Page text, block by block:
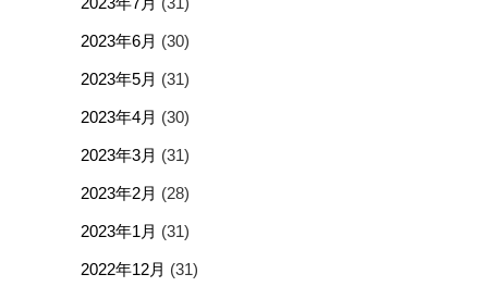
2023年6月 (30)
2023年5月 (31)
2023年4月 (30)
2023年3月 (31)
2023年2月 (28)
2023年1月 (31)
2022年12月 (31)